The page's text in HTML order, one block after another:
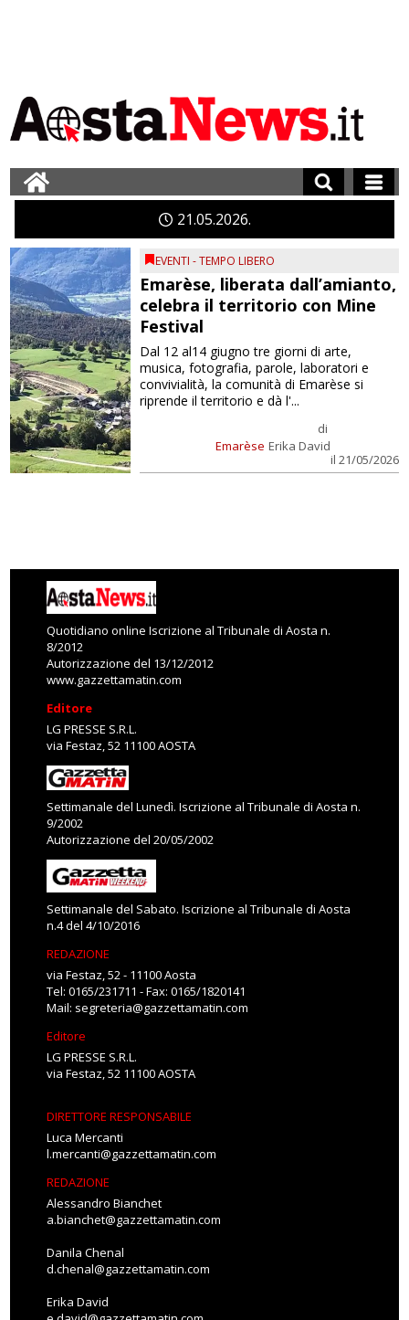
21 05 2026
EVENTI - TEMPO LIBERO
Emarèse, liberata dall’amianto,
celebra il territorio con Mine
Festival
Emarèse
di
Erika David
il 21/05/2026
Dal 12 al14 giugno tre giorni di arte,
musica, fotografia, parole, laboratori e
convivialità, la comunità di Emarèse si
riprende il territorio e dà l'...
Quotidiano online Iscrizione al Tribunale di Aosta n.
8/2012
Autorizzazione del 13/12/2012
www.gazzettamatin.com
Editore
LG PRESSE S.R.L.
via Festaz, 52 11100 AOSTA
Settimanale del Lunedì. Iscrizione al Tribunale di Aosta n.
9/2002
Autorizzazione del 20/05/2002
Settimanale del Sabato. Iscrizione al Tribunale di Aosta
n.4 del 4/10/2016
REDAZIONE
via Festaz, 52 - 11100 Aosta
Tel: 0165/231711 - Fax: 0165/1820141
Mail: segreteria@gazzettamatin.com
Editore
LG PRESSE S.R.L.
via Festaz, 52 11100 AOSTA
DIRETTORE RESPONSABILE
Luca Mercanti
l.mercanti@gazzettamatin.com
REDAZIONE
Alessandro Bianchet
a.bianchet@gazzettamatin.com
Danila Chenal
d.chenal@gazzettamatin.com
Erika David